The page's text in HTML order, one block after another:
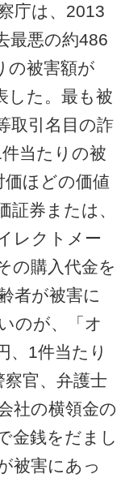
庁は、2013
最悪の約486
の被害額が
した。最も被
取引名目の詐
当たりの被
価ほどの価値
証券または、
レクトメー
の購入代金を
者が被害に
のが、「オ
、1件当たり
官、弁護士
社の横領金の
金銭をだまし
被害にあっ